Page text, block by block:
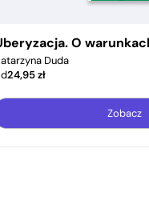
O
Duda
24,95zł
Zobacz